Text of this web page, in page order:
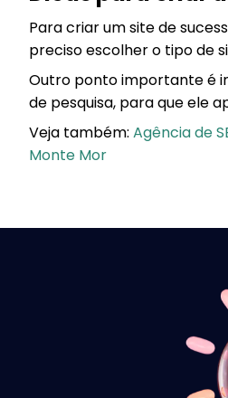
Para criar um site de
preciso escolher o tipo de
Outro ponto importante é
de pesquisa, para que ele
Veja também: Agência de
Monte Mor